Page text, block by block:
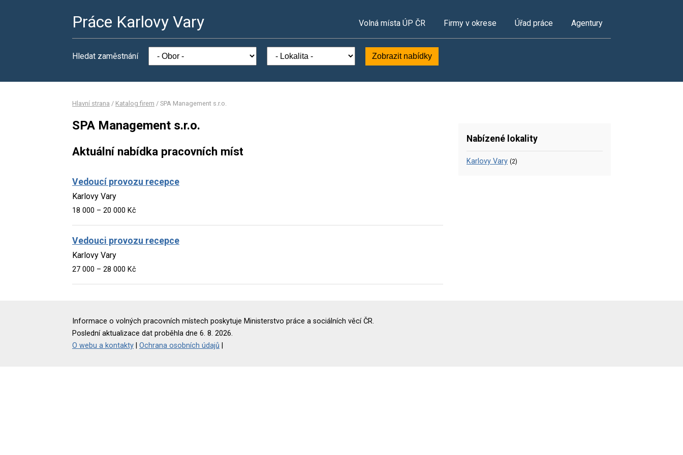
Práce Karlovy Vary Volná místa ÚP ČR Firmy v okrese Úřad práce Agentury
Hledat zaměstnání Zobrazit nabídky
Hlavní strana / Katalog firem / SPA Management s.r.o.
SPA Management s.r.o.
Aktuální nabídka pracovních míst
Vedoucí provozu recepce
Karlovy Vary
18 000 – 20 000 Kč
Vedouci provozu recepce
Karlovy Vary
27 000 – 28 000 Kč
Nabízené lokality
Karlovy Vary (2)
Informace o volných pracovních místech poskytuje Ministerstvo práce a sociálních věcí ČR.
Poslední aktualizace dat proběhla dne 6. 8. 2026.
O webu a kontakty
Ochrana osobních údajů